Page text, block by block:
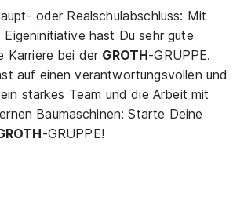
oder Realschulabschluss: Mit
Eigeninitiative hast Du sehr gute
Karriere bei der GROTH-GRUPPE.
auf einen verantwortungsvollen und
starkes Team und die Arbeit mit
Baumaschinen: Starte Deine
-GRUPPE!